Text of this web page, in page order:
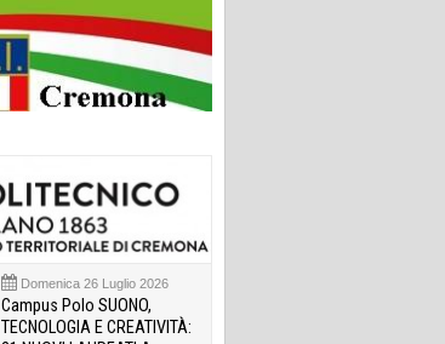
Domenica 26 Luglio 2026
Campus Polo SUONO,
TECNOLOGIA E CREATIVITÀ: